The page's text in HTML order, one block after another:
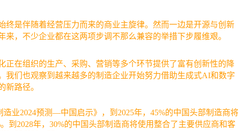
终是伴随着经营压力而来的商业主旋律。然而一边是开源与创新
，不少企业都在这两项步调不那么兼容的举措下步履维艰。
正在组织的生产、采购、营销等多个环节提供了富有创新性的降
我们也观察到越来越多的制造企业开始努力借助生成式AI和数字
新路径。
造业2024预测—中国启示》，到2025年，45%的中国头部制造商将
到2028年，30%的中国头部制造商将使用整合了主要供应商和客